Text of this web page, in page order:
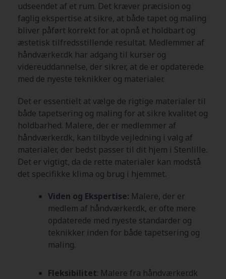
udseendet af et rum. Det kræver præcision og
faglig ekspertise at sikre, at både tapet og maling
bliver påført korrekt for at opnå et holdbart og
æstetisk tilfredsstillende resultat. Medlemmer af
håndværker.dk har adgang til kurser og
videreuddannelse, der sikrer, at de er opdaterede
med de nyeste teknikker og materialer.
Det er essentielt at vælge de rigtige materialer til
både tapetsering og maling for at sikre kvalitet og
holdbarhed. Malere, der er medlemmer af
håndværker.dk, kan tilbyde vejledning i valg af
materialer, der bedst passer til dit hjem i Stenlille.
Det er vigtigt, da de rette materialer kan modstå
det specifikke klima og brug i hjemmet.
Viden og Ekspertise: Malere, der er
medlem af håndværker.dk, er ofte mere
opdaterede med nyeste standarder og
teknikker inden for både tapetsering og
maling.
Fleksibilitet: Malere fra håndværker.dk